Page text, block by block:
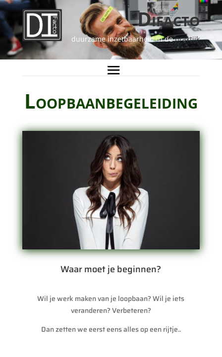
Difacto
duurzame inzetbaarheid in de praktijk
Loopbaanbegeleiding
Waar moet je beginnen?
Wil je werk maken van je loopbaan? Wil je iets
veranderen? Verbeteren?
Dan zetten we eerst eens alles op een rijtje..